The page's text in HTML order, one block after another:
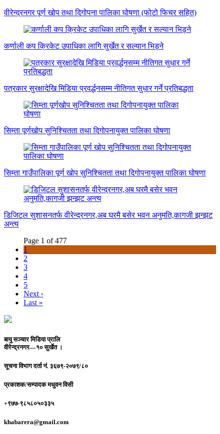
वीरेन्द्रनगर पूर्ण खोप तथा दिगोपना पालिका घोषणा (फोटो फिचर सहित)
कर्णाली कप क्रिकेट उपाधिका लागि सुर्खेत र सल्यान भिड्ने
पत्रकार सुरक्षादेखि मिडिया प्रवर्द्धनसम्म नीतिगत सुधार गर्ने प्रतिबद्धता
सिम्ता पूर्णखोप सुनिश्चितता तथा दिगोपनायुक्त पालिका घोषणा
सिम्ता गाउँपालिका पूर्ण खोप सुनिश्चितता तथा दिगोपनायुक्त पालिका घोषणा
डिजिटल सुशासनतर्फ वीरेन्द्रनगर,अब घरमै बसेर भवन अनुमति,कागजी झन्झट
अन्त्य
Page 1 of 477
1
2
3
4
5
Next ›
Last »
बायु सञ्चार मिडिया प्रालि
वीरेन्द्रनगर—१० सुर्खेत ।
सूचना विभाग दर्ता नं. ३६७९-२०७९/८०
प्रकाशक/सम्पादकमधुवन विसी
+९७७-९८५८०५०३३५
khabarera@gmail.com